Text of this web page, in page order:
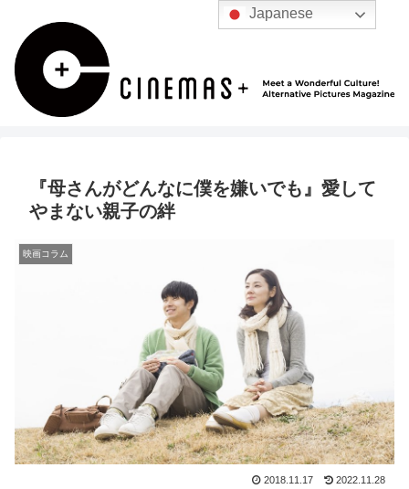
『母さんがどんなに僕を嫌いでも』愛して
やまない親子の絆
映画コラム
2018.11.17 2022.11.28
Japanese